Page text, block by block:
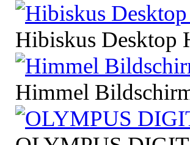
Hibiskus Desktop
Himmel